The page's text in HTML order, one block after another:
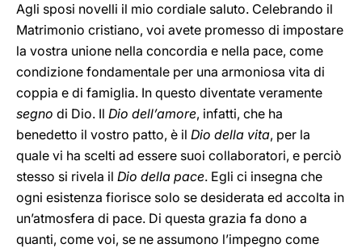
Agli sposi novelli il mio cordiale saluto. Celebrando il
Matrimonio cristiano, voi avete promesso di impostare
la vostra unione nella concordia e nella pace, come
condizione fondamentale per una armoniosa vita di
coppia e di famiglia. In questo diventate veramente
segno di Dio. Il Dio dell’amore, infatti, che ha
benedetto il vostro patto, è il Dio della vita, per la
quale vi ha scelti ad essere suoi collaboratori, e perciò
stesso si rivela il Dio della pace. Egli ci insegna che
ogni esistenza fiorisce solo se desiderata ed accolta in
un’atmosfera di pace. Di questa grazia fa dono a
quanti, come voi, se ne assumono l’impegno come